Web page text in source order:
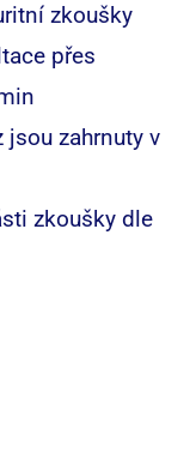
zkoušky
přes
jsou zahrnuty v
zkoušky dle